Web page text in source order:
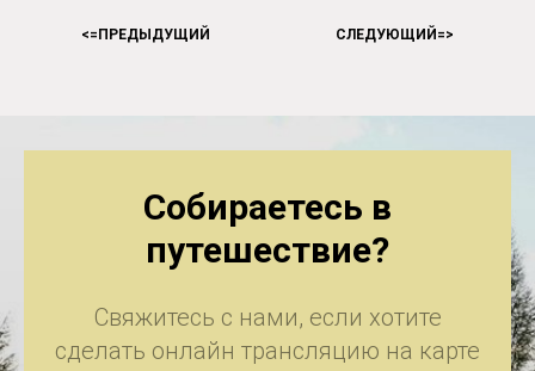
<=ПРЕДЫДУЩИЙ СЛЕДУЮЩИЙ=>
Собираетесь в
путешествие?
Свяжитесь с нами, если хотите
сделать онлайн трансляцию на карте